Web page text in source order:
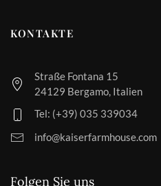
KONTAKTE
Straße Fontana 15
24129 Bergamo, Italien
Tel: (+39) 035 339034
info@kaiserfarmhouse.com
Folgen Sie uns